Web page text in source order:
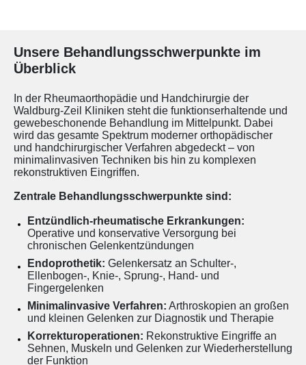
Unsere Behandlungsschwerpunkte im
Überblick
In der Rheumaorthopädie und Handchirurgie der
Waldburg-Zeil Kliniken steht die funktionserhaltende und
gewebeschonende Behandlung im Mittelpunkt. Dabei
wird das gesamte Spektrum moderner orthopädischer
und handchirurgischer Verfahren abgedeckt – von
minimalinvasiven Techniken bis hin zu komplexen
rekonstruktiven Eingriffen.
Zentrale Behandlungsschwerpunkte sind:
Entzündlich-rheumatische Erkrankungen:
Operative und konservative Versorgung bei
chronischen Gelenkentzündungen
Endoprothetik: Gelenkersatz an Schulter-,
Ellenbogen-, Knie-, Sprung-, Hand- und
Fingergelenken
Minimalinvasive Verfahren: Arthroskopien an großen
und kleinen Gelenken zur Diagnostik und Therapie
Korrekturoperationen: Rekonstruktive Eingriffe an
Sehnen, Muskeln und Gelenken zur Wiederherstellung
der Funktion